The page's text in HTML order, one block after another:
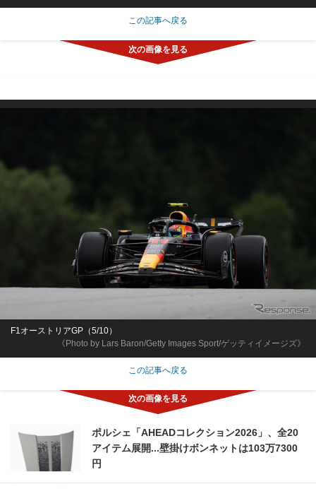
この記事へ戻る
《Photo by Lars Baron/Getty Images Sport/ゲッティイメージズ》
F1オーストリアGP（5/10）
この記事へ戻る
ポルシェ「AHEADコレクション2026」、全20
アイテム展開...壁掛けボンネットは103万7300
円